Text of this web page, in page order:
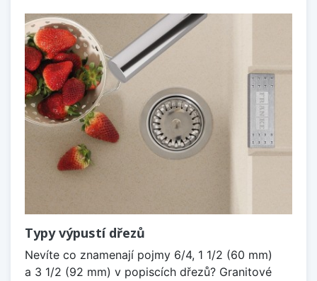
Typy výpustí dřezů
Nevíte co znamenají pojmy 6/4, 1 1/2 (60 mm)
a 3 1/2 (92 mm) v popiscích dřezů? Granitové